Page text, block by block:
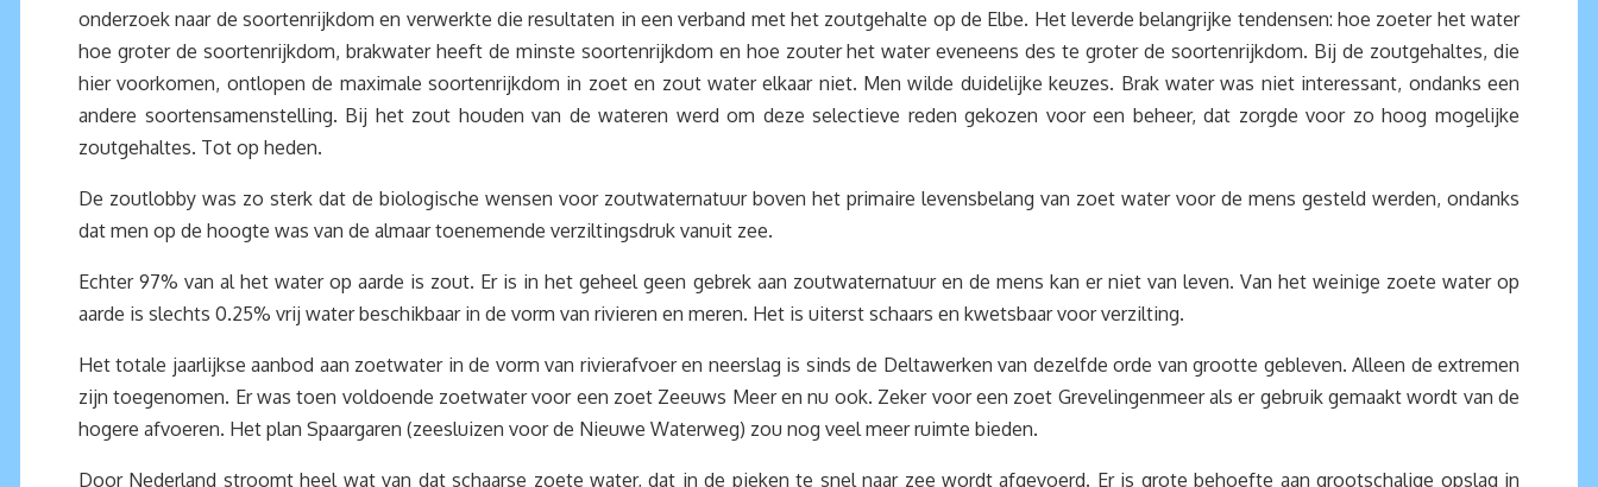
onderzoek naar de soortenrijkdom en verwerkte die resultaten in een verband met het zoutgehalte op de Elbe. Het leverde belangrijke tendensen: hoe zoeter het water
hoe groter de soortenrijkdom, brakwater heeft de minste soortenrijkdom en hoe zouter het water eveneens des te groter de soortenrijkdom. Bij de zoutgehaltes, die
hier voorkomen, ontlopen de maximale soortenrijkdom in zoet en zout water elkaar niet. Men wilde duidelijke keuzes. Brak water was niet interessant, ondanks een
andere soortensamenstelling. Bij het zout houden van de wateren werd om deze selectieve reden gekozen voor een beheer, dat zorgde voor zo hoog mogelijke
zoutgehaltes. Tot op heden.
De zoutlobby was zo sterk dat de biologische wensen voor zoutwaternatuur boven het primaire levensbelang van zoet water voor de mens gesteld werden, ondanks
dat men op de hoogte was van de almaar toenemende verziltingsdruk vanuit zee.
Echter 97% van al het water op aarde is zout. Er is in het geheel geen gebrek aan zoutwaternatuur en de mens kan er niet van leven. Van het weinige zoete water op
aarde is slechts 0.25% vrij water beschikbaar in de vorm van rivieren en meren. Het is uiterst schaars en kwetsbaar voor verzilting.
Het totale jaarlijkse aanbod aan zoetwater in de vorm van rivierafvoer en neerslag is sinds de Deltawerken van dezelfde orde van grootte gebleven. Alleen de extremen
zijn toegenomen. Er was toen voldoende zoetwater voor een zoet Zeeuws Meer en nu ook. Zeker voor een zoet Grevelingenmeer als er gebruik gemaakt wordt van de
hogere afvoeren. Het plan Spaargaren (zeesluizen voor de Nieuwe Waterweg) zou nog veel meer ruimte bieden.
Door Nederland stroomt heel wat van dat schaarse zoete water, dat in de pieken te snel naar zee wordt afgevoerd. Er is grote behoefte aan grootschalige opslag in